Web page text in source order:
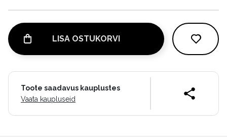
LISA OSTUKORVI
Toote saadavus kauplustes
Vaata kaupluseid